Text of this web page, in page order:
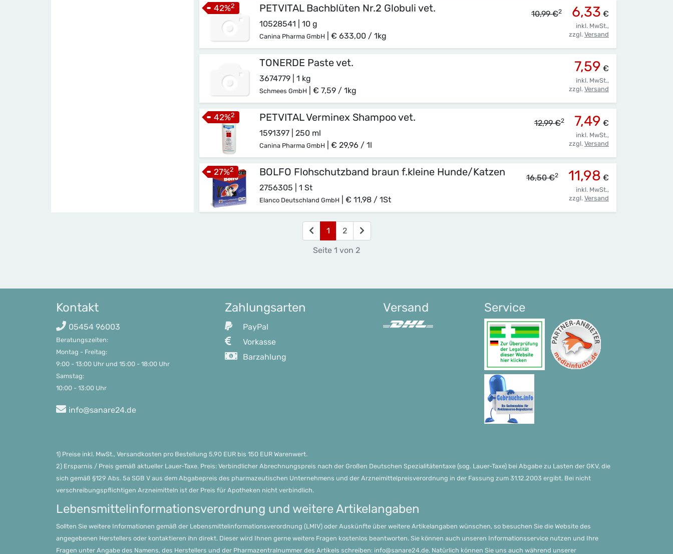
PETVITAL Bachblüten Nr.2 Globuli vet.
10528541 | 10 g
Canina Pharma GmbH € 633,00 / 1kg
10,99 €2 6,33 €
inkl. MwSt.,
zzgl. Versand
42%2
TONERDE Paste vet.
3674779 | 1 kg
Schmees GmbH € 7,59 / 1kg
7,59 €
inkl. MwSt.,
zzgl. Versand
PETVITAL Verminex Shampoo vet.
1591397 | 250 ml
Canina Pharma GmbH € 29,96 / 1l
12,99 €2 7,49 €
inkl. MwSt.,
zzgl. Versand
42%2
BOLFO Flohschutzband braun f.kleine Hunde/Katzen
2756305 | 1 St
Elanco Deutschland GmbH € 11,98 / 1St
16,50 €2 11,98 €
inkl. MwSt.,
zzgl. Versand
27%2
1(current)
2
Seite 1 von 2
Kontakt
05454 96003
Beratungszeiten:
Montag - Freitag:
9:00 - 13:00 Uhr und 15:00 - 18:00 Uhr
Samstag:
10:00 - 13:00 Uhr
info@sanare24.de
Zahlungsarten
PayPal
Vorkasse
Barzahlung
Versand Service
1) Preise inkl. MwSt., Versandkosten pro Bestellung 5,90 EUR bis 150 EUR Warenwert.
2) Ersparnis / Preis gemäß aktueller Lauer-Taxe. Preis: Verbindlicher Abrechnungspreis nach der Großen Deutschen Spezialitätentaxe (sog. Lauer-Taxe) bei Abgabe zu Lasten der GKV, die
sich gemäß §129 Abs. 5a SGB V aus dem Abgabepreis des pharmazeutischen Unternehmens und der Arzneimittelpreisverordnung in der Fassung zum 31.12.2003 ergibt. Bei nicht
verschreibungspflichtigen Arzneimitteln ist der Preis für Apotheken nicht verbindlich.
Lebensmittel­informations­verordnung und weitere Artikelangaben
Sollten Sie weitere Informationen gemäß der Lebensmittel­informations­verordnung (LMIV) oder Auskünfte über weitere Artikelangaben wünschen, so besuchen Sie die Website des
angegebenen Herstellers oder kontaktieren ihn direkt. Dieser wird Ihnen gerne weitere Fragen kostenlos beantworten. Sie können auch unseren Informationsservice nutzen und Ihre
Fragen unter Angabe des Namens, des Herstellers und der Pharmazentralnummer des Artikels schreiben: info@sanare24.de. Natürlich können Sie uns auch während unserer